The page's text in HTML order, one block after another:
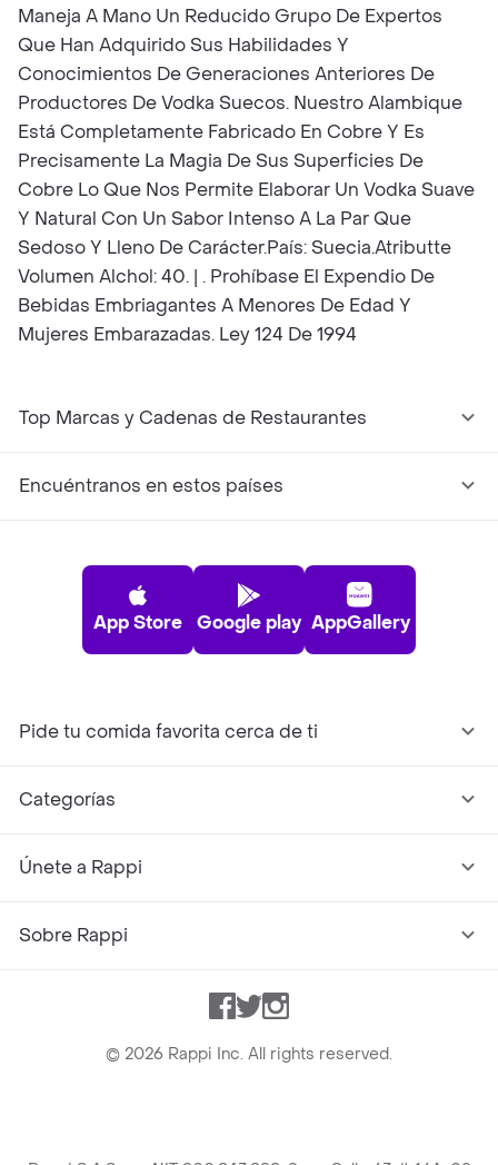
Maneja A Mano Un Reducido Grupo De Expertos
Que Han Adquirido Sus Habilidades Y
Conocimientos De Generaciones Anteriores De
Productores De Vodka Suecos. Nuestro Alambique
Está Completamente Fabricado En Cobre Y Es
Precisamente La Magia De Sus Superficies De
Cobre Lo Que Nos Permite Elaborar Un Vodka Suave
Y Natural Con Un Sabor Intenso A La Par Que
Sedoso Y Lleno De Carácter.País: Suecia.Atributte
Volumen Alchol: 40. | . Prohíbase El Expendio De
Bebidas Embriagantes A Menores De Edad Y
Mujeres Embarazadas. Ley 124 De 1994
Top Marcas y Cadenas de Restaurantes
Encuéntranos en estos países
App Store Google play AppGallery
Pide tu comida favorita cerca de ti
Categorías
Únete a Rappi
Sobre Rappi
Facebook
TwitterInstagram
© 2026 Rappi Inc. All rights reserved.